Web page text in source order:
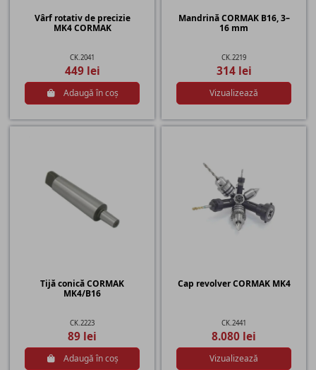
Vârf rotativ de precizie
MK4 CORMAK
CK.2041
449 lei
Adaugă în coș
Mandrină CORMAK B16, 3–
16 mm
CK.2219
314 lei
Vizualizează
Tijă conică CORMAK
MK4/B16
CK.2223
89 lei
Adaugă în coș
Cap revolver CORMAK MK4
CK.2441
8.080 lei
Vizualizează